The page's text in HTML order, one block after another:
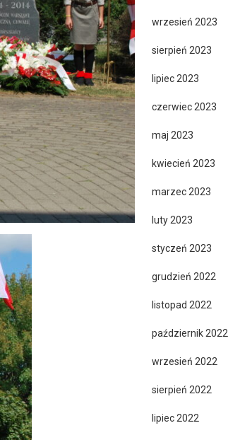
wrzesień 2023
sierpień 2023
lipiec 2023
czerwiec 2023
maj 2023
kwiecień 2023
marzec 2023
luty 2023
styczeń 2023
grudzień 2022
listopad 2022
październik 2022
wrzesień 2022
sierpień 2022
lipiec 2022